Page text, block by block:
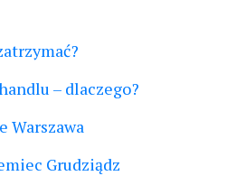
– dlaczego?
Warszawa
Grudziądz